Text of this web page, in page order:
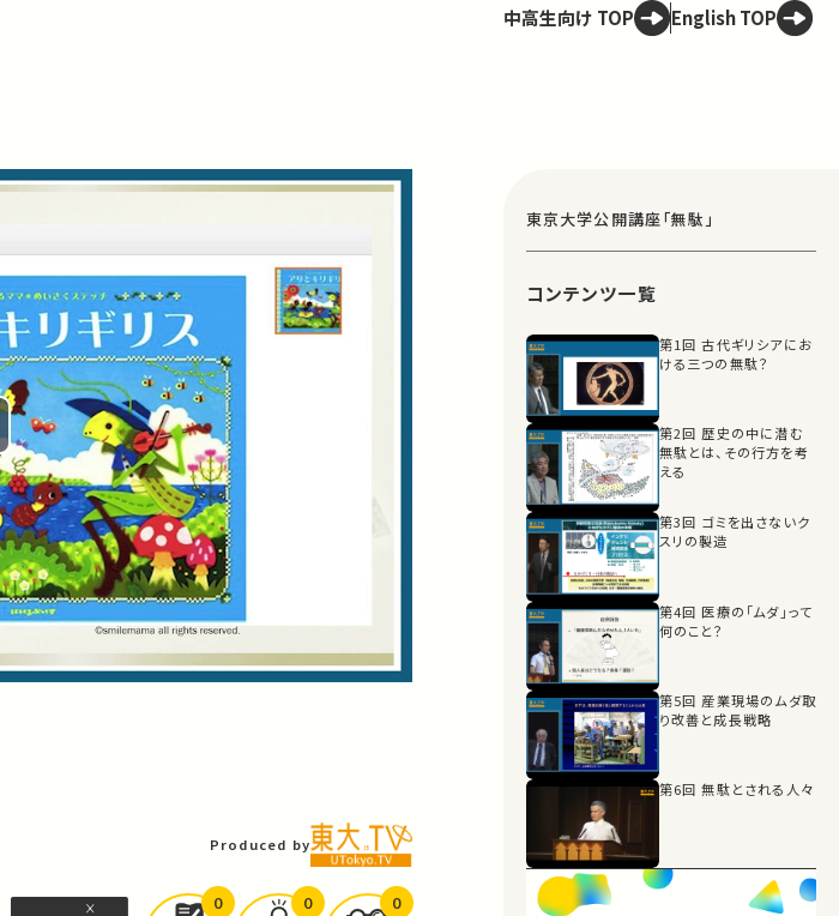
中高生向け TOP English TOP
Produced by
0 0 0
東京大学公開講座「無駄」
コンテンツ一覧
第1回 古代ギリシアにお
ける三つの無駄？
第2回 歴史の中に潜む
無駄とは、その行方を考
える
第3回 ゴミを出さないク
スリの製造
第4回 医療の「ムダ」って
何のこと？
第5回 産業現場のムダ取
り改善と成長戦略
第6回 無駄とされる人々